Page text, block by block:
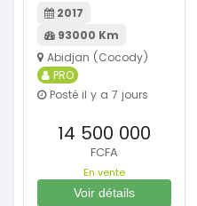
2017
93000 Km
Abidjan (Cocody)
PRO
Posté il y a 7 jours
14 500 000
FCFA
En vente
Voir détails